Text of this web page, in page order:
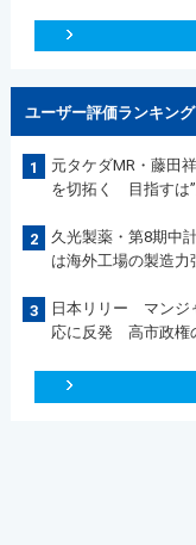
ユーザー評価ランキング
1
元タケダMR・藤田
を切拓く 目指すは
2
久光製薬・第8期
は海外工場の製造力
3
日本リリー マンジ
応に反発 高市政権